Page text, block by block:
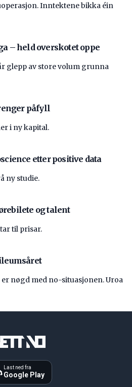
Inntektene bikka éin
– held overskotet oppe
glepp av store volum grunna
påfyll
i ny kapital.
etter positive data
ny studie.
og talent
til prisar.
nøgd med no-situasjonen. Uroa
Last ned fra
Google Play